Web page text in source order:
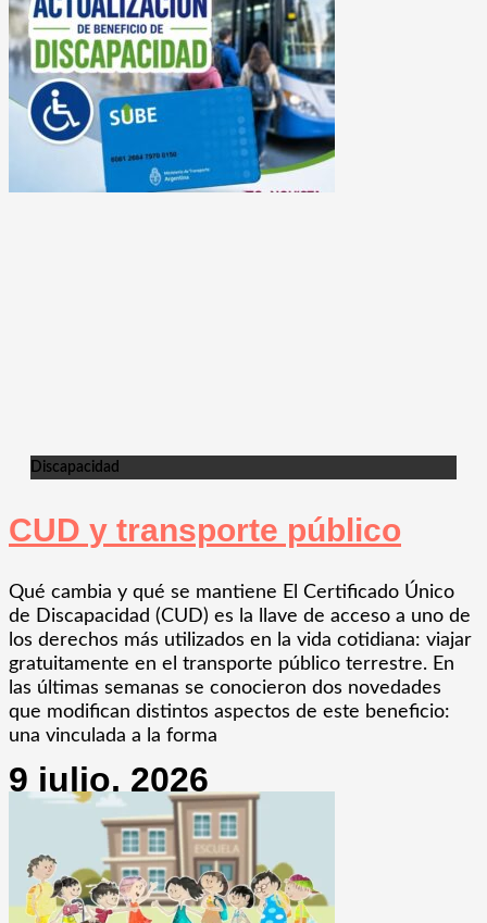
Discapacidad
CUD y transporte público
Qué cambia y qué se mantiene El Certificado Único
de Discapacidad (CUD) es la llave de acceso a uno de
los derechos más utilizados en la vida cotidiana: viajar
gratuitamente en el transporte público terrestre. En
las últimas semanas se conocieron dos novedades
que modifican distintos aspectos de este beneficio:
una vinculada a la forma
9 julio, 2026